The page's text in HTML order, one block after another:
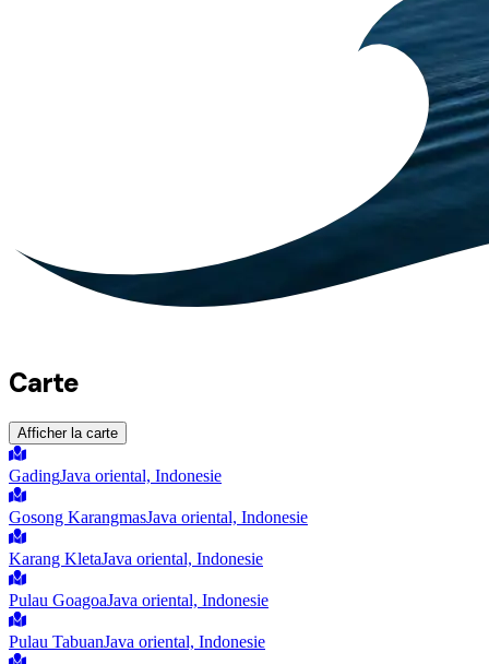
Carte
Afficher la carte
GadingJava oriental, Indonesie
Gosong KarangmasJava oriental, Indonesie
Karang KletaJava oriental, Indonesie
Pulau GoagoaJava oriental, Indonesie
Pulau TabuanJava oriental, Indonesie